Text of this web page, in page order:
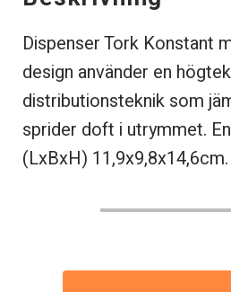
Dispenser Tork Konstant
design använder en
distributionsteknik som
sprider doft i utrymmet.
(LxBxH)